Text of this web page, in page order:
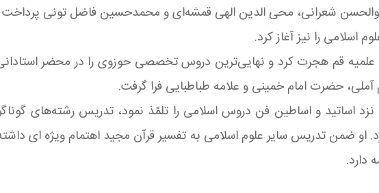
شعرانی، محی الدین الهی قمشه‌ای و محمدحسین فاضل تونی پرداخت
اسلامی را نیز آغاز كرد.
1955 میلادی به حوزه علمیه قم هجرت كرد و نهایی‌ترین دروس تخصصی حوزوی را در
حضرت امام خمینی و علامه طباطبایی فرا گرفت.
نزد اساتید و اساطین فن دروس اسلامی را تلمّذ نمود، تدریس رشته‌های
او می‌گذرد. او ضمن تدریس سایر علوم اسلامی به تفسیر قرآن مجید اهتمام ویژه ای